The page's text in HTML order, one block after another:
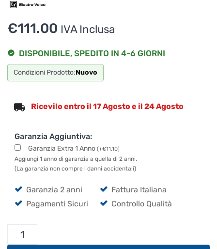
€111.00 IVA Inclusa
DISPONIBILE, SPEDITO IN 4-6 GIORNI
Condizioni Prodotto:Nuovo
Ricevilo entro il 17 Agosto e il 24 Agosto
Garanzia Aggiuntiva:
Garanzia Extra 1 Anno (+€11.10)
Aggiungi 1 anno di garanzia a quella di 2 anni.
(La garanzia non compre i danni accidentali)
Garanzia 2 anni
Fattura Italiana
Pagamenti Sicuri
Controllo Qualità
Electro